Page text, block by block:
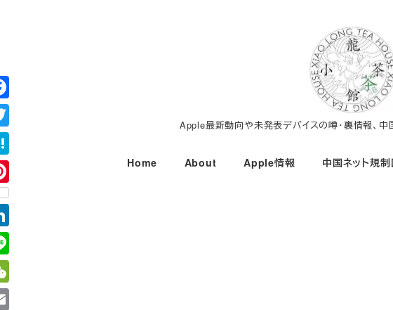
コ
ン
テ
ン
ツ
へ
移
動
Apple最新動向や未発表デバイスの噂・裏情報、中
Home About Apple情報 中国ネット規